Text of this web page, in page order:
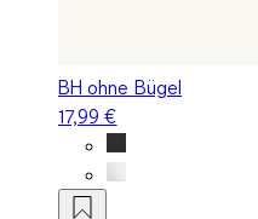
BH ohne Bügel
17,99 €